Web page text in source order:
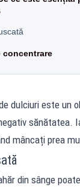
concentrare
dulciuri este un
sănătatea.
mâncați prea
din sânge